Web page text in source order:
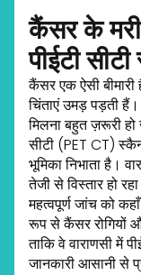
कैंसर के
पीईटी
कैंसर एक ऐसी
चिंताएं उमड़ पड़ती
मिलना बहुत ज़रूरी हो
सीटी (PET CT)
भूमिका निभाता है।
तेजी से विस्तार हो
महत्वपूर्ण जांच को
रूप से कैंसर रोगियों
ताकि वे वाराणसी में
जानकारी आसानी से